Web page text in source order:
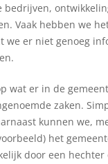
Vaak hebben we
we er niet genoeg
wat er in de
zaken.
kunnen we,
het
door een